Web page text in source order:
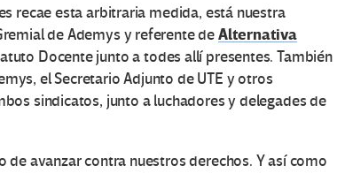
recae esta arbitraria medida, está nuestra
de Ademys y referente deAlternativa
Docente junto a todes allí presentes. También
el Secretario Adjunto de UTE y otros
sindicatos, junto a luchadores y delegades de
avanzar contra nuestros derechos. Y así como